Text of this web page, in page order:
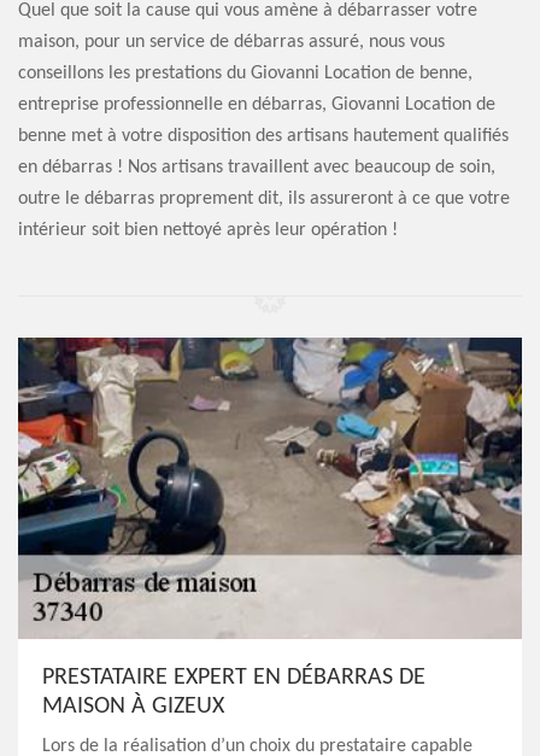
Quel que soit la cause qui vous amène à débarrasser votre
maison, pour un service de débarras assuré, nous vous
conseillons les prestations du Giovanni Location de benne,
entreprise professionnelle en débarras, Giovanni Location de
benne met à votre disposition des artisans hautement qualifiés
en débarras ! Nos artisans travaillent avec beaucoup de soin,
outre le débarras proprement dit, ils assureront à ce que votre
intérieur soit bien nettoyé après leur opération !
PRESTATAIRE EXPERT EN DÉBARRAS DE
MAISON À GIZEUX
Lors de la réalisation d’un choix du prestataire capable